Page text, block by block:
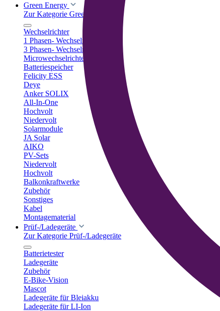
Green Energy
Zur Kategorie Green Energy
Wechselrichter
1 Phasen- Wechselrichter
3 Phasen- Wechselrichter
Microwechselrichter
Batteriespeicher
Felicity ESS
Deye
Anker SOLIX
All-In-One
Hochvolt
Niedervolt
Solarmodule
JA Solar
AIKO
PV-Sets
Niedervolt
Hochvolt
Balkonkraftwerke
Zubehör
Sonstiges
Kabel
Montagematerial
Prüf-/Ladegeräte
Zur Kategorie Prüf-/Ladegeräte
Batterietester
Ladegeräte
Zubehör
E-Bike-Vision
Mascot
Ladegeräte für Bleiakku
Ladegeräte für LI-Ion